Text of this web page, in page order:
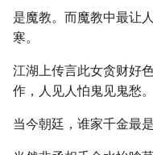
是魔教。而魔教中最让
寒。
江湖上传言此女贪财好
作，人见人怕鬼见鬼愁。
当今朝廷，谁家千金最